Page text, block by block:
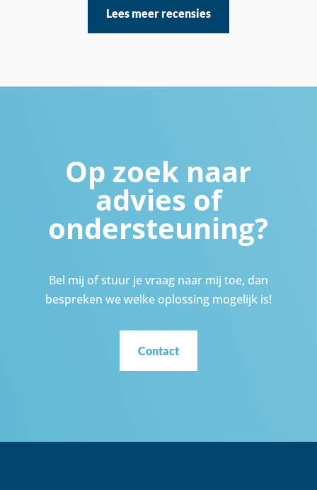
Lees meer recensies
Op zoek naar
advies of
ondersteuning?
Bel mij of stuur je vraag naar mij toe, dan
bespreken we welke oplossing mogelijk is!
Contact